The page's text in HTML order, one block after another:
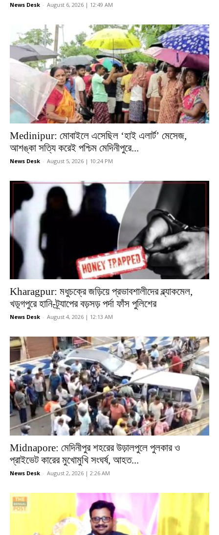
News Desk - August 6, 2026 | 12:49 AM
Medinipur: মোবাইলে এসেছিল ‘হাই এলার্ট’ মেসেজ,
আশঙ্কা সত্যি করেই পশ্চিম মেদিনীপুরে...
News Desk - August 5, 2026 | 10:24 PM
Kharagpur: মধুচক্রে জড়িয়ে প্রভাবশালীদের ব্ল্যাকমেল,
খড়্গপুরে হানি-ট্র্যাপের বড়সড় পর্দা ফাঁস পুলিশের
News Desk - August 4, 2026 | 12:13 AM
Midnapore: মেদিনীপুর শহরের উড়ালপুলে পুলকার ও
প্রাইভেট কারের মুখোমুখি সংঘর্ষ, আহত...
News Desk - August 2, 2026 | 2:26 AM